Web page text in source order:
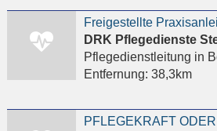
DRK Pflegedienste
Pflegedienstleitung in
Entfernung: 38,3km